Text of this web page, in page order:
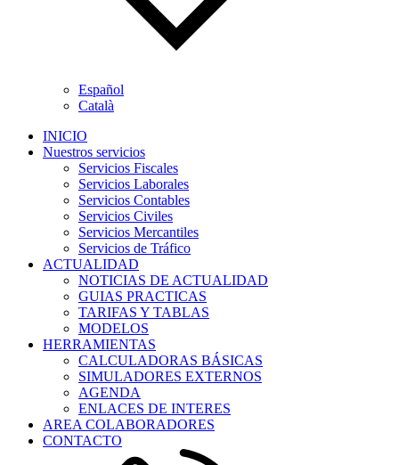
Español
Català
INICIO
Nuestros servicios
Servicios Fiscales
Servicios Laborales
Servicios Contables
Servicios Civiles
Servicios Mercantiles
Servicios de Tráfico
ACTUALIDAD
NOTICIAS DE ACTUALIDAD
GUIAS PRACTICAS
TARIFAS Y TABLAS
MODELOS
HERRAMIENTAS
CALCULADORAS BÁSICAS
SIMULADORES EXTERNOS
AGENDA
ENLACES DE INTERES
AREA COLABORADORES
CONTACTO